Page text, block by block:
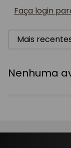
Faça login
Mais
Nenhuma